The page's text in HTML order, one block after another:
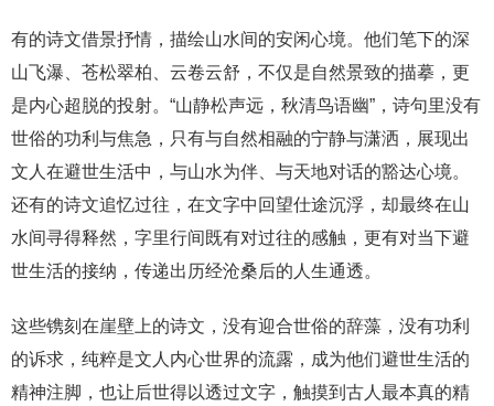
有的诗文借景抒情，描绘山水间的安闲心境。他们笔下的深
山飞瀑、苍松翠柏、云卷云舒，不仅是自然景致的描摹，更
是内心超脱的投射。“山静松声远，秋清鸟语幽”，诗句里没有
世俗的功利与焦急，只有与自然相融的宁静与潇洒，展现出
文人在避世生活中，与山水为伴、与天地对话的豁达心境。
还有的诗文追忆过往，在文字中回望仕途沉浮，却最终在山
水间寻得释然，字里行间既有对过往的感触，更有对当下避
世生活的接纳，传递出历经沧桑后的人生通透。
这些镌刻在崖壁上的诗文，没有迎合世俗的辞藻，没有功利
的诉求，纯粹是文人内心世界的流露，成为他们避世生活的
精神注脚，也让后世得以透过文字，触摸到古人最本真的精